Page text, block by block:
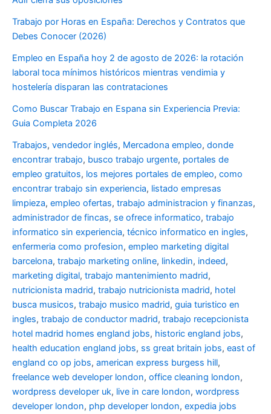
Trabajo por Horas en España: Derechos y Contratos que
Debes Conocer (2026)
Empleo en España hoy 2 de agosto de 2026: la rotación
laboral toca mínimos históricos mientras vendimia y
hostelería disparan las contrataciones
Como Buscar Trabajo en Espana sin Experiencia Previa:
Guia Completa 2026
Trabajos, vendedor inglés, Mercadona empleo, donde
encontrar trabajo, busco trabajo urgente, portales de
empleo gratuitos, los mejores portales de empleo, como
encontrar trabajo sin experiencia, listado empresas
limpieza, empleo ofertas, trabajo administracion y finanzas,
administrador de fincas, se ofrece informatico, trabajo
informatico sin experiencia, técnico informatico en ingles,
enfermeria como profesion, empleo marketing digital
barcelona, trabajo marketing online, linkedin, indeed,
marketing digital, trabajo mantenimiento madrid,
nutricionista madrid, trabajo nutricionista madrid, hotel
busca musicos, trabajo musico madrid, guia turistico en
ingles, trabajo de conductor madrid, trabajo recepcionista
hotel madrid homes england jobs, historic england jobs,
health education england jobs, ss great britain jobs, east of
england co op jobs, american express burgess hill,
freelance web developer london, office cleaning london,
wordpress developer uk, live in care london, wordpress
developer london, php developer london, expedia jobs